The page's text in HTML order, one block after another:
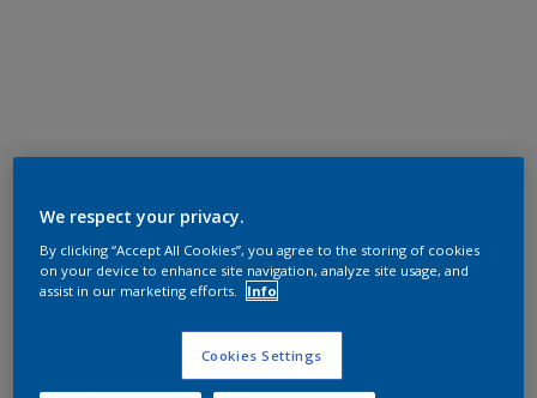
We respect your privacy.
By clicking “Accept All Cookies”, you agree to the storing of cookies
on your device to enhance site navigation, analyze site usage, and
assist in our marketing efforts.
Info
Cookies Settings